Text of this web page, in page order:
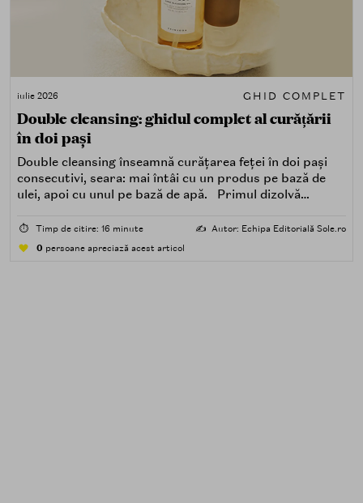
iulie 2026 GHID COMPLET
Double cleansing: ghidul complet al curățării
în doi pași
Double cleansing înseamnă curățarea feței în doi pași
consecutivi, seara: mai întâi cu un produs pe bază de
ulei, apoi cu unul pe bază de apă. Primul dizolvă
poluare. Al doilea îndepărtează impuritățile solubile în
⏱️ Timp de citire: 16 minute ✍️ Autor: Echipa Editorială Sole.ro
0 persoane apreciază acest articol